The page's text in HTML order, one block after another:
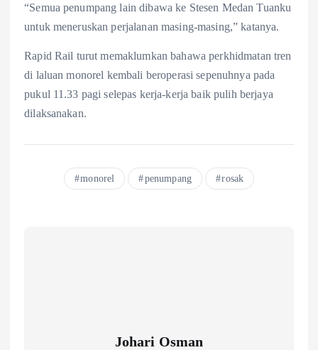
“Semua penumpang lain dibawa ke Stesen Medan Tuanku
untuk meneruskan perjalanan masing-masing,” katanya.
Rapid Rail turut memaklumkan bahawa perkhidmatan tren
di laluan monorel kembali beroperasi sepenuhnya pada
pukul 11.33 pagi selepas kerja-kerja baik pulih berjaya
dilaksanakan.
monorel penumpang rosak
Johari Osman